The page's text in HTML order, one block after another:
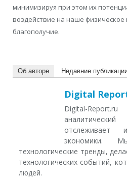
минимизируя при этом их
воздействие на наше физическое
благополучие.
Об авторе Недавние
Digital
Digital-
отслеживает
экономики.
технологические тренды,
технологических событий,
людей.